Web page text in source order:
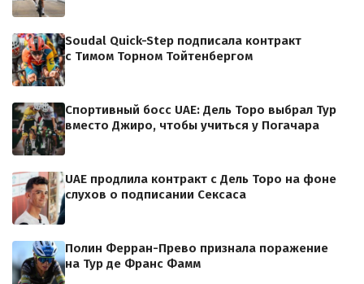
Soudal Quick-Step подписала контракт
с Тимом Торном Тойтенбергом
Спортивный босс UAE: Дель Торо выбрал Тур
вместо Джиро, чтобы учиться у Погачара
UAE продлила контракт с Дель Торо на фоне
слухов о подписании Сексаса
Полин Ферран-Прево признала поражение
на Тур де Франс Фамм